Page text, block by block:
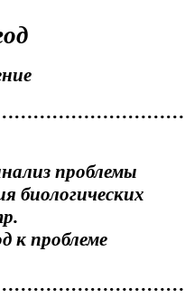
проблемы
биологических
к проблеме